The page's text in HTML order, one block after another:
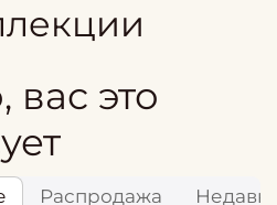
это
Распродажа